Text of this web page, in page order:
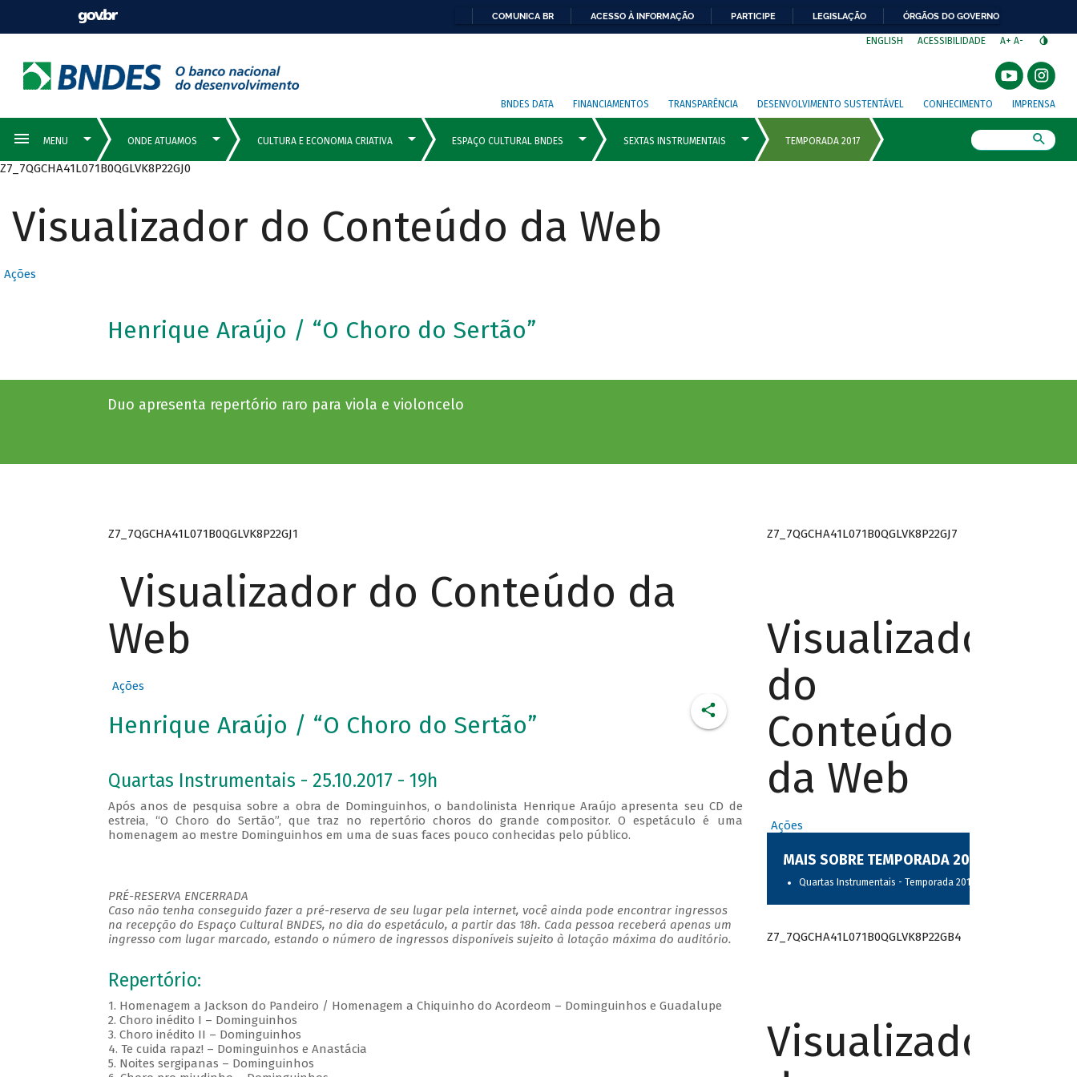
COMUNICA BR ACESSO À INFORMAÇÃO PARTICIPE LEGISLAÇÃO ÓRGÃOS DO GOVERNO
ENGLISH ACESSIBILIDADE A+ A-
BNDES DATA FINANCIAMENTOS TRANSPARÊNCIA DESENVOLVIMENTO SUSTENTÁVEL CONHECIMENTO IMPRENSA
Z7_7QGCHA41L071B0QGLVK8P22GJ0
Visualizador do Conteúdo da Web
Ações
Henrique Araújo / “O Choro do Sertão”
Duo apresenta repertório raro para viola e violoncelo
Z7_7QGCHA41L071B0QGLVK8P22GJ1
Visualizador do Conteúdo da
Web
Ações
Henrique Araújo / “O Choro do Sertão”
Quartas Instrumentais - 25.10.2017 - 19h
Após anos de pesquisa sobre a obra de Dominguinhos, o bandolinista Henrique Araújo apresenta seu CD de
estreia, “O Choro do Sertão”, que traz no repertório choros do grande compositor. O espetáculo é uma
homenagem ao mestre Dominguinhos em uma de suas faces pouco conhecidas pelo público.
PRÉ-RESERVA ENCERRADA
Caso não tenha conseguido fazer a pré-reserva de seu lugar pela internet, você ainda pode encontrar ingressos
na recepção do Espaço Cultural BNDES, no dia do espetáculo, a partir das 18h. Cada pessoa receberá apenas um
ingresso com lugar marcado, estando o número de ingressos disponíveis sujeito à lotação máxima do auditório.
Repertório:
1. Homenagem a Jackson do Pandeiro / Homenagem a Chiquinho do Acordeom – Dominguinhos e Guadalupe
2. Choro inédito I – Dominguinhos
3. Choro inédito II – Dominguinhos
4. Te cuida rapaz! – Dominguinhos e Anastácia
5. Noites sergipanas – Dominguinhos
Z7_7QGCHA41L071B0QGLVK8P22GJ7
Visualizador
do
Conteúdo
da Web
Ações
MAIS SOBRE TEMPORADA 2017
Quartas Instrumentais - Temporada 2017
Z7_7QGCHA41L071B0QGLVK8P22GB4
Visualizador